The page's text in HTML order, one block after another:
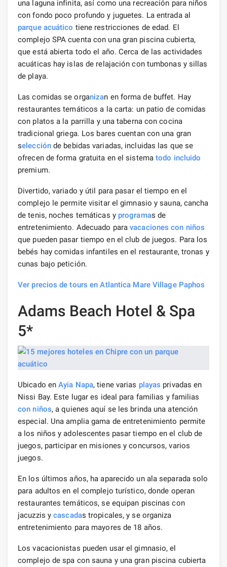
una laguna infinita, así como una recreación para niños
con fondo poco profundo y juguetes. La entrada al
parque acuático tiene restricciones de edad. El
complejo SPA cuenta con una gran piscina cubierta,
que está abierta todo el año. Cerca de las actividades
acuáticas hay islas de relajación con tumbonas y sillas
de playa.
Las comidas se organizan en forma de buffet. Hay
restaurantes temáticos a la carta: un patio de comidas
con platos a la parrilla y una taberna con cocina
tradicional griega. Los bares cuentan con una gran
selecciónde bebidas variadas, incluidas las que se
ofrecen de forma gratuita en el sistematodo incluido
premium.
Divertido, variado y útil para pasar el tiempo en el
complejo le permite visitar el gimnasio y sauna, cancha
de tenis, noches temáticas y programas de
entretenimiento. Adecuado paravacaciones con niños
que pueden pasar tiempo en el club de juegos. Para los
bebés hay comidas infantiles en el restaurante, tronas y
cunas bajo petición.
Ver precios de tours en Atlantica Mare Village Paphos
Adams Beach Hotel & Spa
5*
Ubicado enAyia Napa, tiene varias playas privadas en
Nissi Bay. Este lugar es ideal para familias y familias
con niños, a quienes aquí se les brinda una atención
especial. Una amplia gama de entretenimiento permite
a los niños y adolescentes pasar tiempo en el club de
juegos, participar en misiones y concursos, varios
juegos.
En los últimos años, ha aparecido un ala separada solo
para adultos en el complejo turístico, donde operan
restaurantes temáticos, se equipan piscinas con
jacuzzis ycascadas tropicales, y se organiza
entretenimiento para mayores de 18 años.
Los vacacionistas pueden usar el gimnasio, el
complejo de spa con sauna y una gran piscina cubierta